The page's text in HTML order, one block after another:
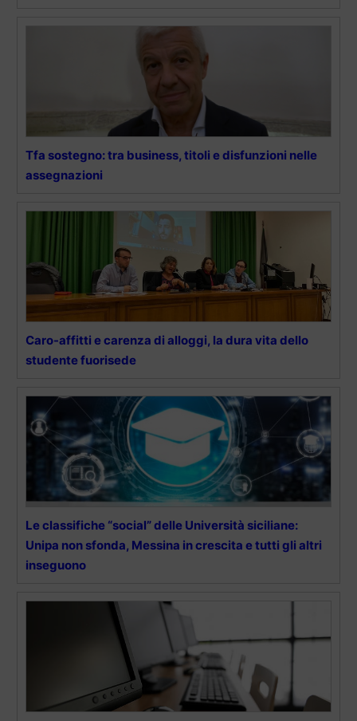
Tfa sostegno: tra business, titoli e disfunzioni nelle
assegnazioni
Caro-affitti e carenza di alloggi, la dura vita dello
studente fuorisede
Le classifiche “social” delle Università siciliane:
Unipa non sfonda, Messina in crescita e tutti gli altri
inseguono